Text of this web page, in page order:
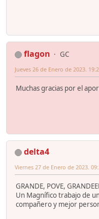
flagon
GC
Jueves 26 de Enero de 2023.
Muchas gracias por el
delta4
Viernes 27 de Enero de 2023.
GRANDE, POVE,
Un Magnífico trabajo de
compañero y mejor